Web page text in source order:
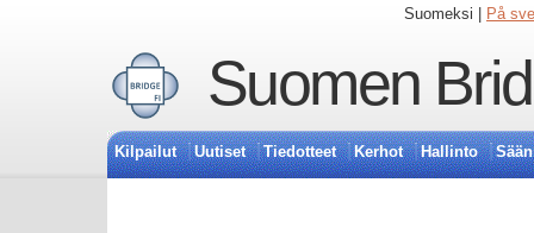
Suomeksi | På
Suomen
Kilpailut Uutiset Tiedotteet Kerhot Hallinto